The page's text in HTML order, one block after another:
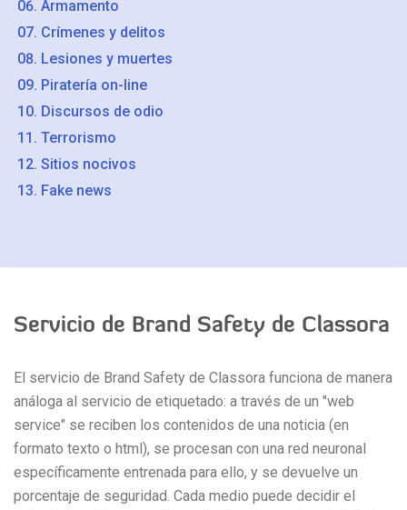
Armamento
Crímenes y delitos
Lesiones y muertes
Piratería on-line
Discursos de odio
Terrorismo
Sitios nocivos
Fake news
Servicio de Brand Safety de Classora
El servicio de Brand Safety de Classora funciona de manera
análoga al servicio de etiquetado: a través de un "web
service" se reciben los contenidos de una noticia (en
formato texto o html), se procesan con una red neuronal
específicamente entrenada para ello, y se devuelve un
porcentaje de seguridad. Cada medio puede decidir el